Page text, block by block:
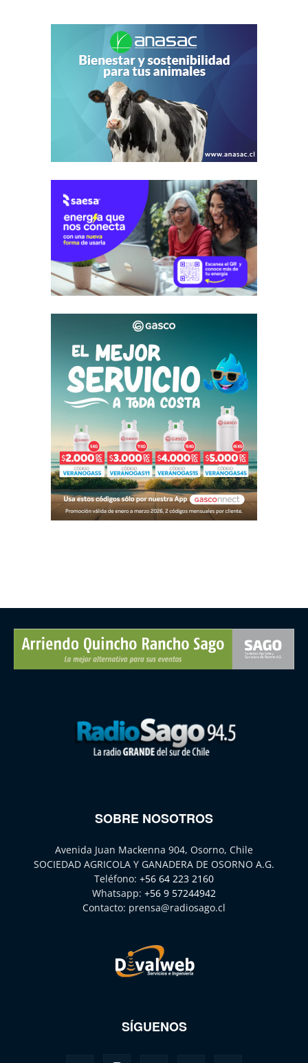
SOBRE NOSOTROS
Avenida Juan Mackenna 904, Osorno, Chile
SOCIEDAD AGRICOLA Y GANADERA DE OSORNO A.G.
Teléfono: +56 64 223 2160
Whatsapp: +56 9 57244942
Contacto: prensa@radiosago.cl
SÍGUENOS